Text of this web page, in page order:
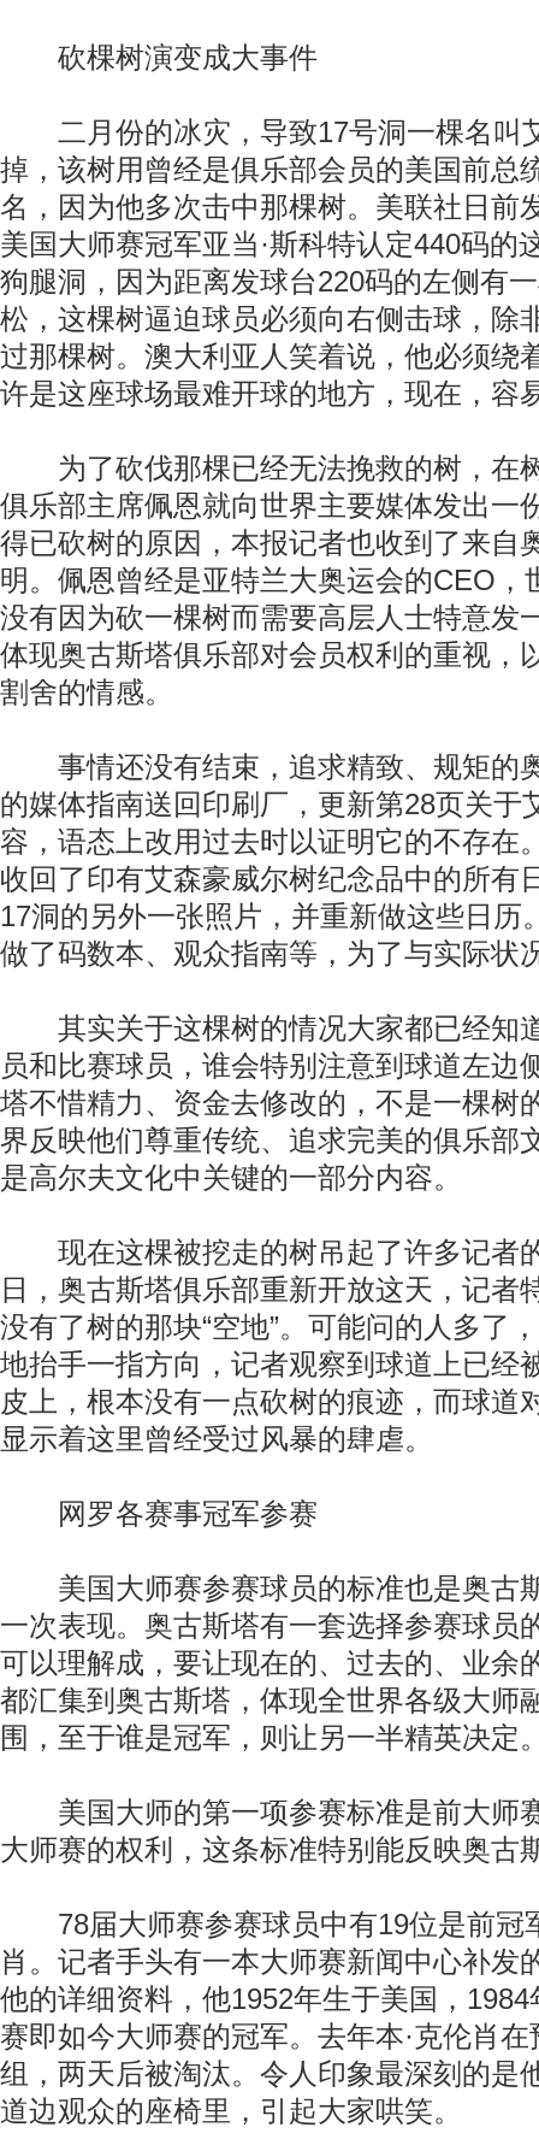
砍棵树演变成大事件
二月份的冰灾，导致17号洞一棵名叫
掉，该树用曾经是俱乐部会员的美国前总
名，因为他多次击中那棵树。美联社日前
美国大师赛冠军亚当·斯科特认定440码的
狗腿洞，因为距离发球台220码的左侧有
松，这棵树逼迫球员必须向右侧击球，除
过那棵树。澳大利亚人笑着说，他必须绕
许是这座球场最难开球的地方，现在，容
为了砍伐那棵已经无法挽救的树，在
俱乐部主席佩恩就向世界主要媒体发出一
得已砍树的原因，本报记者也收到了来自
明。佩恩曾经是亚特兰大奥运会的CEO，
没有因为砍一棵树而需要高层人士特意发
体现奥古斯塔俱乐部对会员权利的重视，
割舍的情感。
事情还没有结束，追求精致、规矩的
的媒体指南送回印刷厂，更新第28页关于
容，语态上改用过去时以证明它的不存在
收回了印有艾森豪威尔树纪念品中的所有
17洞的另外一张照片，并重新做这些日历
做了码数本、观众指南等，为了与实际状
其实关于这棵树的情况大家都已经知
员和比赛球员，谁会特别注意到球道左边
塔不惜精力、资金去修改的，不是一棵树
界反映他们尊重传统、追求完美的俱乐部
是高尔夫文化中关键的一部分内容。
现在这棵被挖走的树吊起了许多记者
日，奥古斯塔俱乐部重新开放这天，记者
没有了树的那块“空地”。可能问的人多了
地抬手一指方向，记者观察到球道上已经
皮上，根本没有一点砍树的痕迹，而球道
显示着这里曾经受过风暴的肆虐。
网罗各赛事冠军参赛
美国大师赛参赛球员的标准也是奥古
一次表现。奥古斯塔有一套选择参赛球员
可以理解成，要让现在的、过去的、业余
都汇集到奥古斯塔，体现全世界各级大师
围，至于谁是冠军，则让另一半精英决定
美国大师的第一项参赛标准是前大师
大师赛的权利，这条标准特别能反映奥古
78届大师赛参赛球员中有19位是前冠
肖。记者手头有一本大师赛新闻中心补发
他的详细资料，他1952年生于美国，
赛即如今大师赛的冠军。去年本·克伦肖
组，两天后被淘汰。令人印象最深刻的是
道边观众的座椅里，引起大家哄笑。